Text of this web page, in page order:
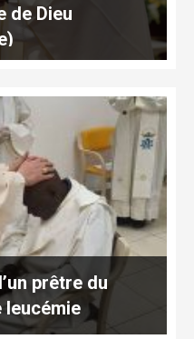
de Dieu
prêtre du